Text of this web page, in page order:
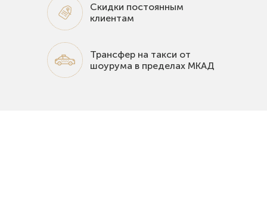
Скидки постоянным
клиентам
Трансфер на такси от
шоурума в пределах МКАД